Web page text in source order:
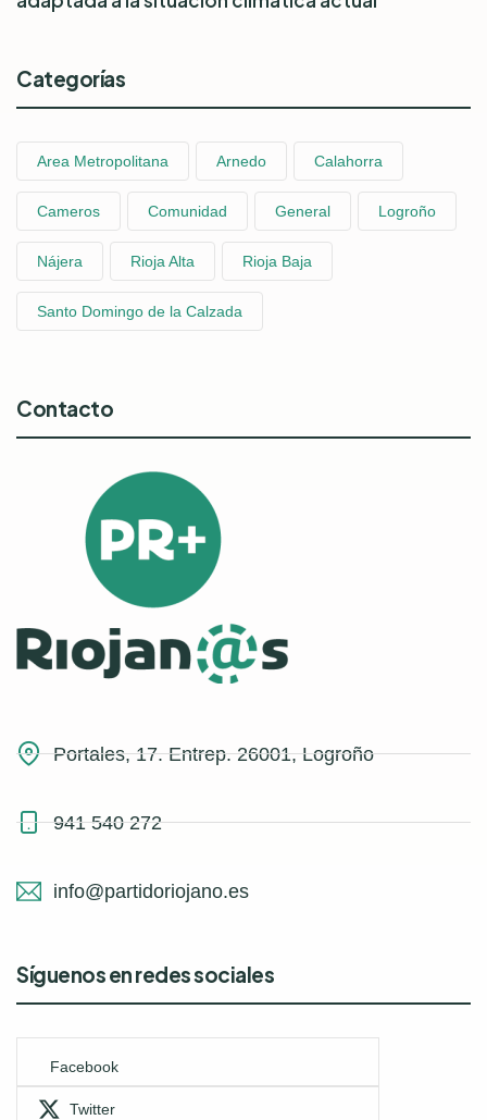
Categorías
Area Metropolitana Arnedo Calahorra
Cameros Comunidad General Logroño
Nájera Rioja Alta Rioja Baja
Santo Domingo de la Calzada
Contacto
Portales, 17. Entrep. 26001, Logroño
941 540 272
info@partidoriojano.es
Síguenos en redes sociales
Facebook
Twitter